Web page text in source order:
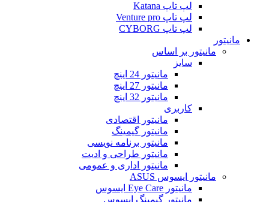
لپ تاپ Katana
لپ تاپ Venture pro
لپ تاپ CYBORG
مانیتور
مانیتور بر اساس
سایز
مانیتور 24 اینچ
مانیتور 27 اینچ
مانیتور 32 اینچ
کاربری
مانیتور اقتصادی
مانیتور گیمینگ
مانیتور برنامه نویسی
مانیتور طراحی و ادیت
مانیتور اداری و عمومی
مانیتور ایسوس ASUS
مانیتور Eye Care ایسوس
مانیتور گیمینگ ایسوس